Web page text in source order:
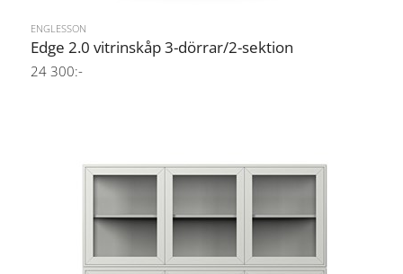
ENGLESSON
Edge 2.0 vitrinskåp 3-dörrar/2-sektion
24 300:-